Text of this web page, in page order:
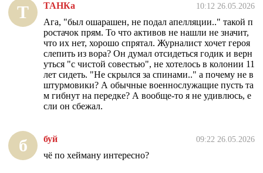
Т ТАНКа 10:12 26.05.2026
Ага, "был ошарашен, не подал апелляции.." такой п
ростачок прям. То что активов не нашли не значит,
что их нет, хорошо спрятал. Журналист хочет героя
слепить из вора? Он думал отсидеться годик и верн
уться "с чистой совестью", не хотелось в колонии 11
лет сидеть. "Не скрылся за спинами.." а почему не в
штурмовики? А обычные военнослужащие пусть та
м гибнут на передке? А вообще-то я не удивлюсь, е
сли он сбежал.
б буй 09:22 26.05.2026
чё по хейману интересно?